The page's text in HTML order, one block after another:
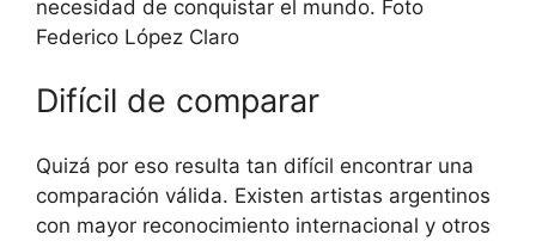
Difícil de comparar
Quizá por eso resulta tan difícil encontrar una
comparación válida. Existen artistas argentinos
con mayor reconocimiento internacional y otros